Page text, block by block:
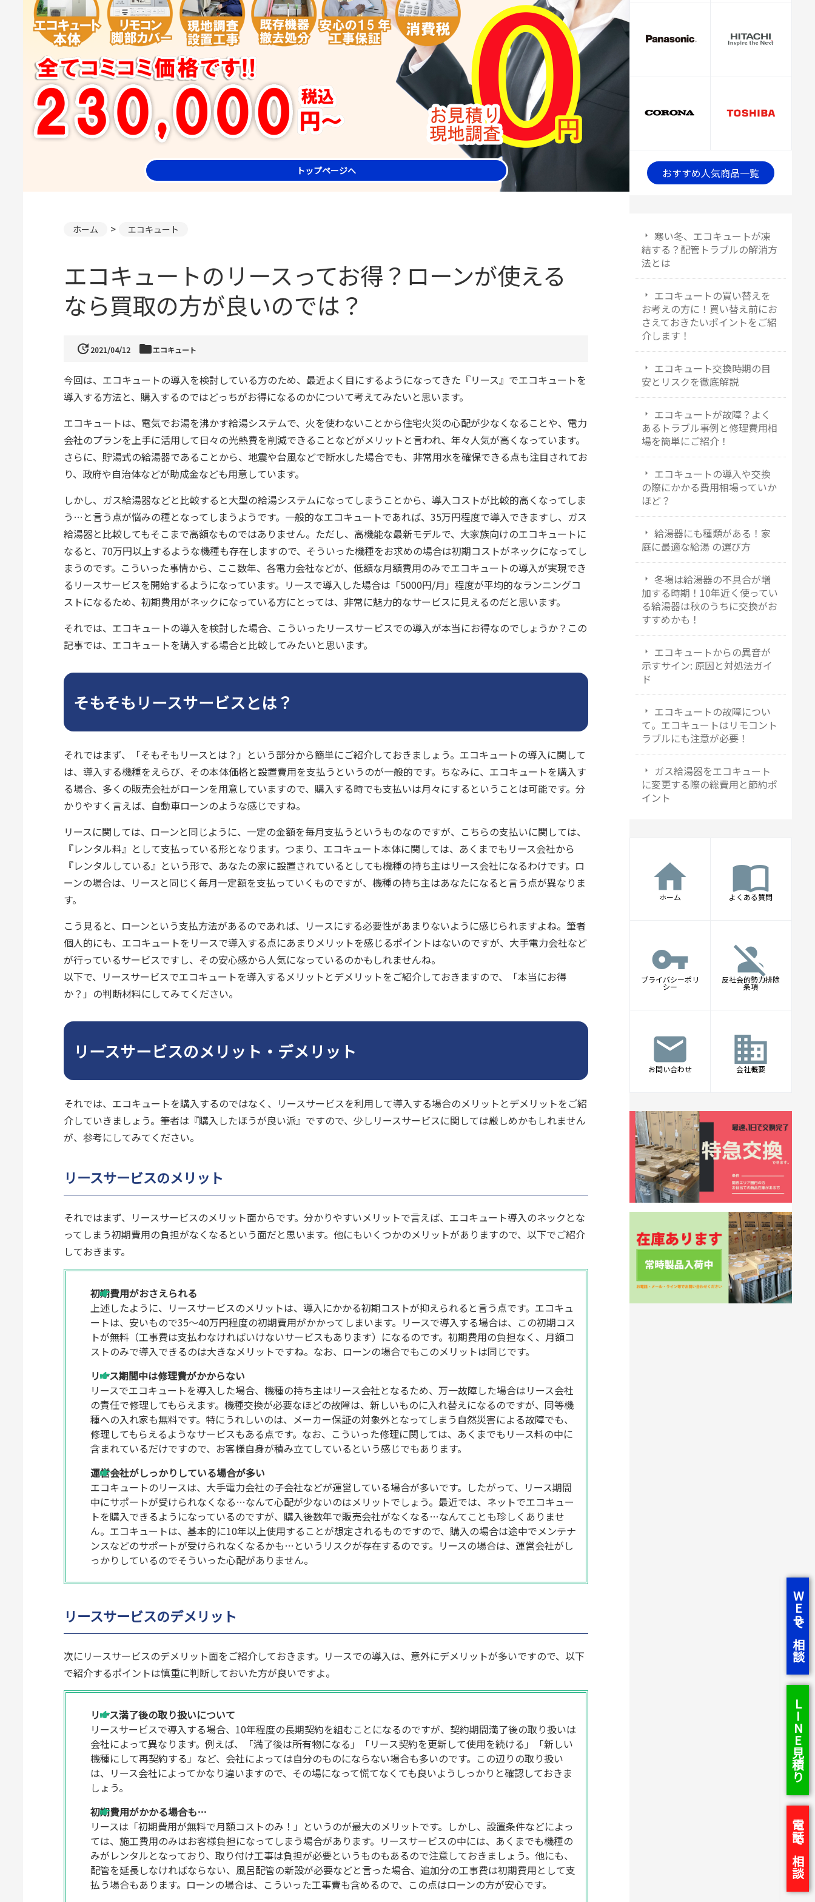
トップページへ
ホーム エコキュート
エコキュートのリースってお得？ローンが使える
なら買取の方が良いのでは？
update2021/04/12 folderエコキュート
今回は、エコキュートの導入を検討している方のため、最近よく目にするようになってきた『リース』でエコキュートを
導入する方法と、購入するのではどっちがお得になるのかについて考えてみたいと思います。
エコキュートは、電気でお湯を沸かす給湯システムで、火を使わないことから住宅火災の心配が少なくなることや、電力
会社のプランを上手に活用して日々の光熱費を削減できることなどがメリットと言われ、年々人気が高くなっています。
さらに、貯湯式の給湯器であることから、地震や台風などで断水した場合でも、非常用水を確保できる点も注目されてお
り、政府や自治体などが助成金なども用意しています。
しかし、ガス給湯器などと比較すると大型の給湯システムになってしまうことから、導入コストが比較的高くなってしま
う…と言う点が悩みの種となってしまうようです。一般的なエコキュートであれば、35万円程度で導入できますし、ガス
給湯器と比較してもそこまで高額なものではありません。ただし、高機能な最新モデルで、大家族向けのエコキュートに
なると、70万円以上するような機種も存在しますので、そういった機種をお求めの場合は初期コストがネックになってし
まうのです。こういった事情から、ここ数年、各電力会社などが、低額な月額費用のみでエコキュートの導入が実現でき
るリースサービスを開始するようになっています。リースで導入した場合は「5000円/月」程度が平均的なランニングコ
ストになるため、初期費用がネックになっている方にとっては、非常に魅力的なサービスに見えるのだと思います。
それでは、エコキュートの導入を検討した場合、こういったリースサービスでの導入が本当にお得なのでしょうか？この
記事では、エコキュートを購入する場合と比較してみたいと思います。
そもそもリースサービスとは？
それではまず、「そもそもリースとは？」という部分から簡単にご紹介しておきましょう。エコキュートの導入に関して
は、導入する機種をえらび、その本体価格と設置費用を支払うというのが一般的です。ちなみに、エコキュートを購入す
る場合、多くの販売会社がローンを用意していますので、購入する時でも支払いは月々にするということは可能です。分
かりやすく言えば、自動車ローンのような感じですね。
リースに関しては、ローンと同じように、一定の金額を毎月支払うというものなのですが、こちらの支払いに関しては、
『レンタル料』として支払っている形となります。つまり、エコキュート本体に関しては、あくまでもリース会社から
『レンタルしている』という形で、あなたの家に設置されているとしても機種の持ち主はリース会社になるわけです。ロ
ーンの場合は、リースと同じく毎月一定額を支払っていくものですが、機種の持ち主はあなたになると言う点が異なりま
す。
こう見ると、ローンという支払方法があるのであれば、リースにする必要性があまりないように感じられますよね。筆者
個人的にも、エコキュートをリースで導入する点にあまりメリットを感じるポイントはないのですが、大手電力会社など
が行っているサービスですし、その安心感から人気になっているのかもしれませんね。
以下で、リースサービスでエコキュートを導入するメリットとデメリットをご紹介しておきますので、「本当にお得
か？」の判断材料にしてみてください。
リースサービスのメリット・デメリット
それでは、エコキュートを購入するのではなく、リースサービスを利用して導入する場合のメリットとデメリットをご紹
介していきましょう。筆者は『購入したほうが良い派』ですので、少しリースサービスに関しては厳しめかもしれません
が、参考にしてみてください。
リースサービスのメリット
それではまず、リースサービスのメリット面からです。分かりやすいメリットで言えば、エコキュート導入のネックとな
ってしまう初期費用の負担がなくなるという面だと思います。他にもいくつかのメリットがありますので、以下でご紹介
しておきます。
初期費用がおさえられる
上述したように、リースサービスのメリットは、導入にかかる初期コストが抑えられると言う点です。エコキュ
ートは、安いもので35～40万円程度の初期費用がかかってしまいます。リースで導入する場合は、この初期コス
トが無料（工事費は支払わなければいけないサービスもあります）になるのです。初期費用の負担なく、月額コ
ストのみで導入できるのは大きなメリットですね。なお、ローンの場合でもこのメリットは同じです。
リース期間中は修理費がかからない
リースでエコキュートを導入した場合、機種の持ち主はリース会社となるため、万一故障した場合はリース会社
の責任で修理してもらえます。機種交換が必要なほどの故障は、新しいものに入れ替えになるのですが、同等機
種への入れ家も無料です。特にうれしいのは、メーカー保証の対象外となってしまう自然災害による故障でも、
修理してもらえるようなサービスもある点です。なお、こういった修理に関しては、あくまでもリース料の中に
含まれているだけですので、お客様自身が積み立てしているという感じでもあります。
運営会社がしっかりしている場合が多い
エコキュートのリースは、大手電力会社の子会社などが運営している場合が多いです。したがって、リース期間
中にサポートが受けられなくなる…なんて心配が少ないのはメリットでしょう。最近では、ネットでエコキュー
トを購入できるようになっているのですが、購入後数年で販売会社がなくなる…なんてことも珍しくありませ
ん。エコキュートは、基本的に10年以上使用することが想定されるものですので、購入の場合は途中でメンテナ
ンスなどのサポートが受けられなくなるかも…というリスクが存在するのです。リースの場合は、運営会社がし
っかりしているのでそういった心配がありません。
リースサービスのデメリット
次にリースサービスのデメリット面をご紹介しておきます。リースでの導入は、意外にデメリットが多いですので、以下
で紹介するポイントは慎重に判断しておいた方が良いですよ。
リース満了後の取り扱いについて
リースサービスで導入する場合、10年程度の長期契約を組むことになるのですが、契約期間満了後の取り扱いは
会社によって異なります。例えば、「満了後は所有物になる」「リース契約を更新して使用を続ける」「新しい
機種にして再契約する」など、会社によっては自分のものにならない場合も多いのです。この辺りの取り扱い
は、リース会社によってかなり違いますので、その場になって慌てなくても良いようしっかりと確認しておきま
しょう。
初期費用がかかる場合も…
リースは「初期費用が無料で月額コストのみ！」というのが最大のメリットです。しかし、設置条件などによっ
ては、施工費用のみはお客様負担になってしまう場合があります。リースサービスの中には、あくまでも機種の
みがレンタルとなっており、取り付け工事は負担が必要というものもあるので注意しておきましょう。他にも、
配管を延長しなければならない、風呂配管の新設が必要などと言った場合、追加分の工事費は初期費用として支
払う場合もあります。ローンの場合は、こういった工事費も含めるので、この点はローンの方が安心です。
おすすめ人気商品一覧
寒い冬、エコキュートが凍
結する？配管トラブルの解消方
法とは
エコキュートの買い替えを
お考えの方に！買い替え前にお
さえておきたいポイントをご紹
介します！
エコキュート交換時期の目
安とリスクを徹底解説
エコキュートが故障？よく
あるトラブル事例と修理費用相
場を簡単にご紹介！
エコキュートの導入や交換
の際にかかる費用相場っていか
ほど？
給湯器にも種類がある！家
庭に最適な給湯 の選び方
冬場は給湯器の不具合が増
加する時期！10年近く使ってい
る給湯器は秋のうちに交換がお
すすめかも！
エコキュートからの異音が
示すサイン: 原因と対処法ガイ
ド
エコキュートの故障につい
て。エコキュートはリモコント
ラブルにも注意が必要！
ガス給湯器をエコキュート
に変更する際の総費用と節約ポ
イント
home
ホーム
import_contacts
よくある質問
vpn_key
プライバシーポリ
シー
person_off
反社会的勢力排除
条項
mail
お問い合わせ
business
会社概要
WEBで相談
LINE見積り
電話で相談